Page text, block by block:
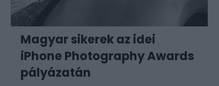
Magyar sikerek az idei
iPhone Photography Awards
pályázatán